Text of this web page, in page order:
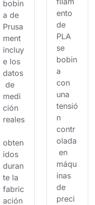
bobin
a de
Prusa
ment
incluy
e los
datos
de
medi
ción
reales
obten
idos
duran
te la
fabric
ación
ento
de
PLA
se
bobin
a
con
una
tensió
n
contr
olada
en
máqu
inas
de
preci